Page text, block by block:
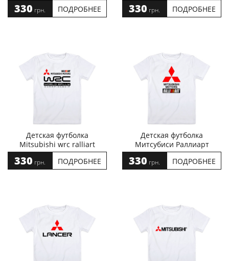
330 грн. ПОДРОБНЕЕ 330 грн. ПОДРОБНЕЕ
Детская футболка
Mitsubishi wrc ralliart
330 грн. ПОДРОБНЕЕ
Детская футболка
Митсубиси Раллиарт
330 грн. ПОДРОБНЕЕ